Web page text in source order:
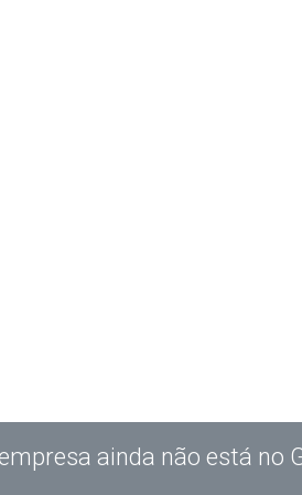
ainda não está no